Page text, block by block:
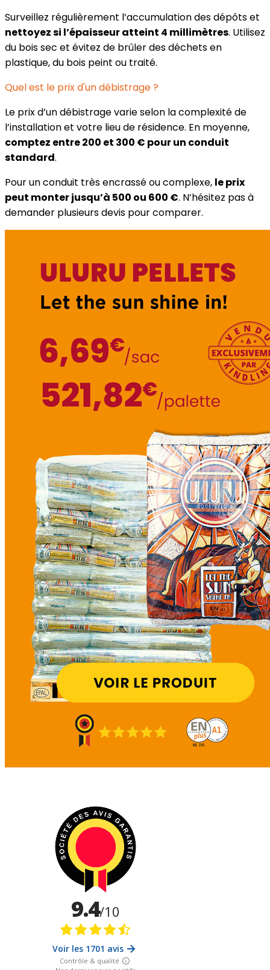
Surveillez régulièrement l’accumulation des dépôts et
nettoyez si l’épaisseur atteint 4 millimètres. Utilisez
du bois sec et évitez de brûler des déchets en
plastique, du bois peint ou traité.
Quel est le prix d'un débistrage ?
Le prix d’un débistrage varie selon la complexité de
l’installation et votre lieu de résidence. En moyenne,
comptez entre 200 et 300 € pour un conduit
standard.
Pour un conduit très encrassé ou complexe, le prix
peut monter jusqu’à 500 ou 600 €. N’hésitez pas à
demander plusieurs devis pour comparer.